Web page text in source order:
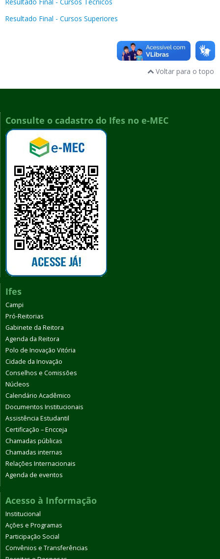
Resultado Final - Cursos Superiores
Voltar para o topo
Consulte o cadastro do Ifes no e-MEC
Ifes
Campi
Pró-Reitorias
Gabinete da Reitora
Agenda da Reitora
Polo de Inovação Vitória
Cidade da Inovação
Conselhos e Comissões
Núcleos
Calendário Acadêmico
Documentos Institucionais
Assistência Estudantil
Certificação – Encceja
Chamadas públicas
Chamadas internas
Relações Internacionais
Agenda de eventos
Acesso à Informação
Institucional
Ações e Programas
Participação Social
Convênios e Transferências